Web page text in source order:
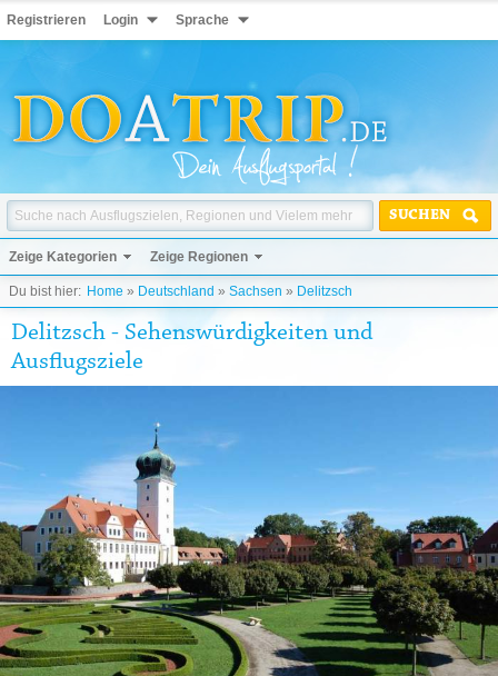
Registrieren Login Sprache
SUCHEN
Zeige Kategorien Zeige Regionen
Du bist hier: Home » Deutschland » Sachsen » Delitzsch
Delitzsch - Sehenswürdigkeiten und
Ausflugsziele